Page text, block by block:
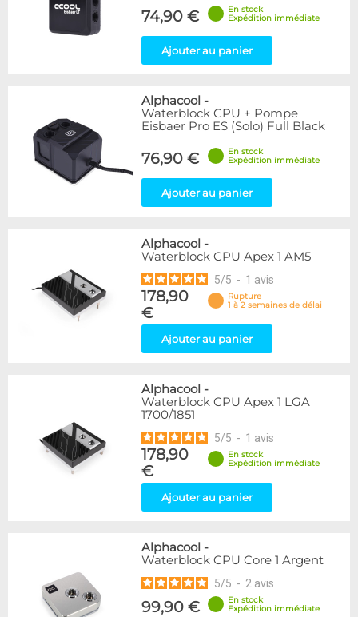
74,90 €
En stock
Expédition immédiate
Ajouter au panier
Alphacool -
Waterblock CPU + Pompe
Eisbaer Pro ES (Solo) Full Black
76,90 €
En stock
Expédition immédiate
Ajouter au panier
Alphacool -
Waterblock CPU Apex 1 AM5
5/5 - 1 avis
178,90
€
Rupture
1 à 2 semaines de délai
Ajouter au panier
Alphacool -
Waterblock CPU Apex 1 LGA
1700/1851
5/5 - 1 avis
178,90
€
En stock
Expédition immédiate
Ajouter au panier
Alphacool -
Waterblock CPU Core 1 Argent
5/5 - 2 avis
99,90 €
En stock
Expédition immédiate